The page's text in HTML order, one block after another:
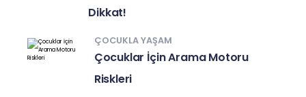
Dikkat!
ÇOCUKLA YAŞAM
Çocuklar İçin Arama Motoru
Riskleri